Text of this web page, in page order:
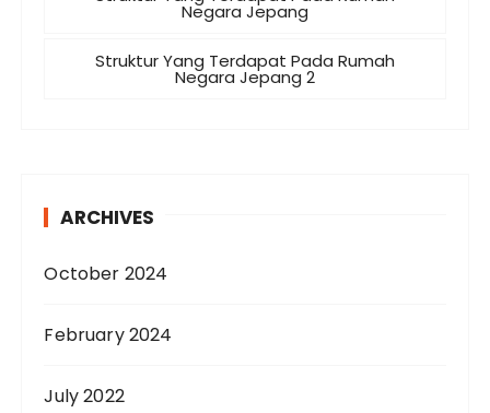
Negara Jepang
Struktur Yang Terdapat Pada Rumah
Negara Jepang 2
ARCHIVES
October 2024
February 2024
July 2022